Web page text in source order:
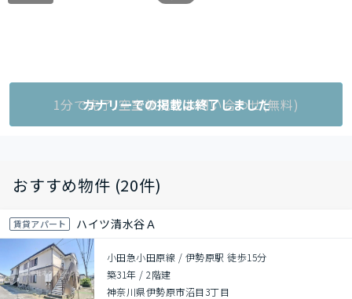
1分で完了!空室状況をお問い合わせ(無料)
カナリーでの掲載は終了しました
おすすめ物件 (20件)
賃貸アパート ハイツ清水谷Ａ
小田急小田原線 / 伊勢原駅 徒歩15分
築31年 /2階建
神奈川県伊勢原市沼目3丁目